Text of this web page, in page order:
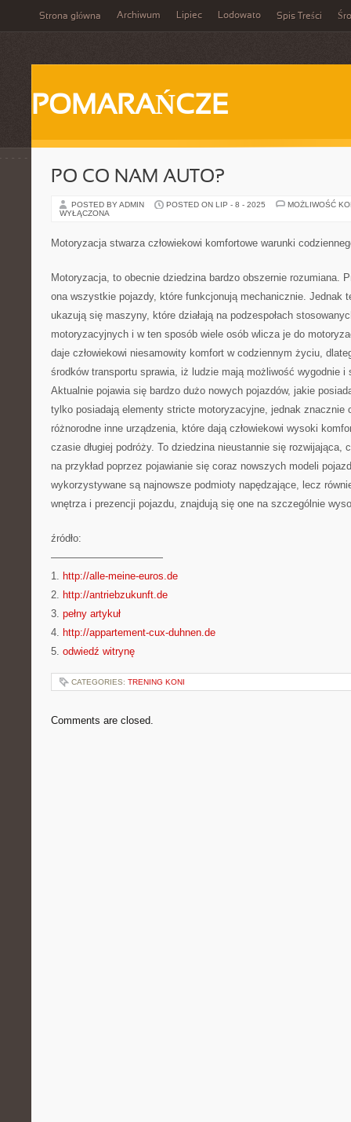
Strona główna Archiwum Lipiec Lodowato Spis Treści
POMARAŃCZE
PO CO NAM AUTO?
POSTED BY ADMIN POSTED ON LIP - 8 - 2025
MOŻLIWOŚĆ
WYŁĄCZONA
Motoryzacja stwarza człowiekowi komfortowe warunki
Motoryzacja, to obecnie dziedzina bardzo obszernie rozumiana.
ona wszystkie pojazdy, które funkcjonują mechanicznie. Jednak
ukazują się maszyny, które działają na podzespołach
motoryzacyjnych i w ten sposób wiele osób wlicza je do
daje człowiekowi niesamowity komfort w codziennym życiu,
środków transportu sprawia, iż ludzie mają możliwość wygodnie
Aktualnie pojawia się bardzo dużo nowych pojazdów, jakie
tylko posiadają elementy stricte motoryzacyjne, jednak znacznie
różnorodne inne urządzenia, które dają człowiekowi wysoki
czasie długiej podróży. To dziedzina nieustannie się rozwijająca,
na przykład poprzez pojawianie się coraz nowszych modeli
wykorzystywane są najnowsze podmioty napędzające, lecz
wnętrza i prezencji pojazdu, znajdują się one na szczególnie
źródło:
———————————
1. http://alle-meine-euros.de
2. http://antriebzukunft.de
3. pełny artykuł
4. http://appartement-cux-duhnen.de
5. odwiedź witrynę
CATEGORIES: TRENING KONI
Comments are closed.